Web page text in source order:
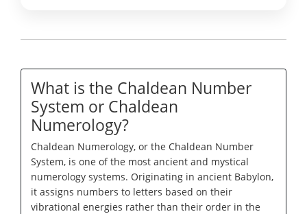
What is the Chaldean Number
System or Chaldean
Numerology?
Chaldean Numerology, or the Chaldean Number
System, is one of the most ancient and mystical
numerology systems. Originating in ancient Babylon,
it assigns numbers to letters based on their
vibrational energies rather than their order in the